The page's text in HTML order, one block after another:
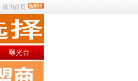
设为首页
曝光台